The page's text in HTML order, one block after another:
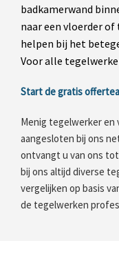
badkamerwand
naar een vloerder
helpen bij het
Voor alle
Start de gratis
Menig tegelwerker en
aangesloten bij ons
ontvangt u van ons
bij ons altijd diverse
vergelijken op basis
de tegelwerken